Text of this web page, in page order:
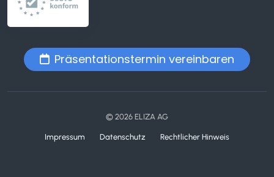
Präsentationstermin vereinbaren
© 2026 ELIZA AG
Impressum Datenschutz Rechtlicher Hinweis